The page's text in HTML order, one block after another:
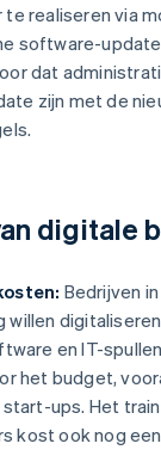
realiseren via
software-
dat
zijn met de
digitale
Bedrijven
willen
en IT-
het budget,
ups. Het
kost ook nog